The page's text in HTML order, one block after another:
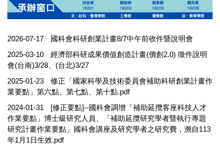
2026-07-17
國科會科研創業計畫8/7中午前收件暨說明會
2025-03-10
經濟部科研成果價值創造計畫(價創2.0) 徵件說明
會(台南)3/28、(台北)3/27
2025-01-23
修正「國家科學及技術委員會補助科研創業計畫作
業要點」第六點、第七點、第十點.pdf
2024-01-31
[修正要點]--國科會調增「補助延攬客座科技人才
作業要點」博士級研究人員、「補助延攬研究學者暨執行專題
研究計畫作業要點」國科會講座及研究學者之研究費，溯自113
年1月1日生效.pdf